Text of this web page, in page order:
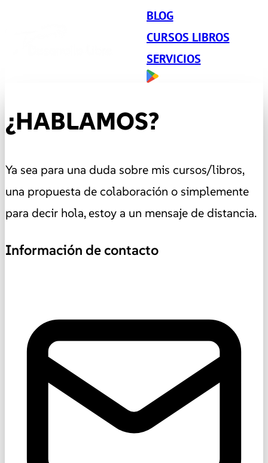
BLOG
CURSOS LIBROS
SERVICIOS
¿HABLAMOS?
Ya sea para una duda sobre mis cursos/libros,
una propuesta de colaboración o simplemente
para decir hola, estoy a un mensaje de distancia.
Información de contacto